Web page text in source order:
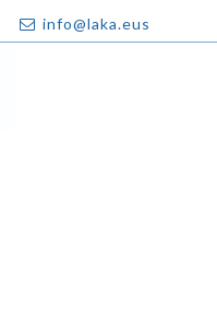
info@laka.eus